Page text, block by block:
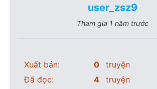
user_zsz9
Tham gia 1 năm trước
Xuất bản: 0
truyện
Đã đọc:
4
truyện